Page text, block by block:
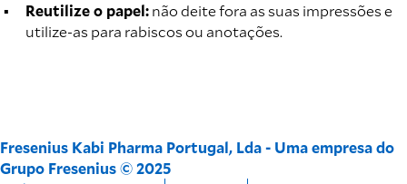
Reutilize o papel:não deite fora as suas impressões e
utilize-as para rabiscos ou anotações.
Fresenius Kabi Pharma Portugal, Lda - Uma empresa do
Grupo Fresenius © 2025